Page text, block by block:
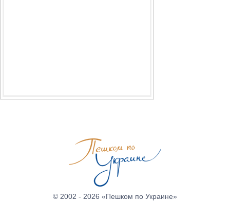
© 2002 - 2026 «Пешком по Украине»